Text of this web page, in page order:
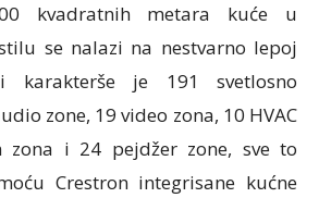
kvadratnih metara kuće u
se nalazi na nestvarno lepoj
karakterše je 191 svetlosno
zone, 19 video zona, 10 HVAC
zona i 24 pejdžer zone, sve to
Crestron integrisane kućne